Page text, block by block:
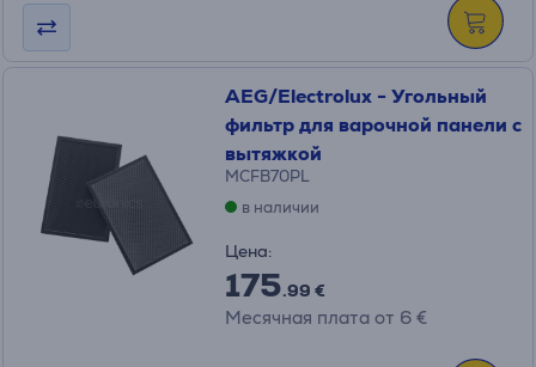
AEG/Electrolux - Угольный
фильтр для варочной панели с
вытяжкой
MCFB70PL
в наличии
Цена:
175.99 €
Месячная плата от 6 €